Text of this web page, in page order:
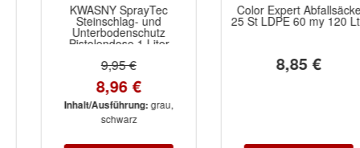
KWASNY SprayTec
Steinschlag- und
Unterbodenschutz
Pistolendose 1 Liter
Kunstharz- und Kautschuk-
9,95 €
8,96 €
Inhalt/Ausführung:grau,
schwarz
Color Expert Abfallsäcke
25 St LDPE 60 my 120 Ltr.
8,85 €